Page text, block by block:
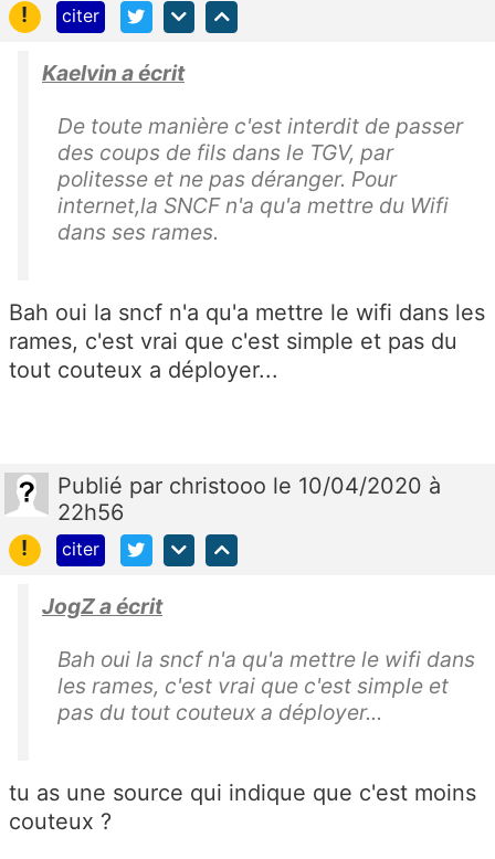
!
citer
Kaelvin a écrit
De toute manière c'est interdit de passer
des coups de fils dans le TGV, par
politesse et ne pas déranger. Pour
internet,la SNCF n'a qu'a mettre du Wifi
dans ses rames.
Bah oui la sncf n'a qu'a mettre le wifi dans les
rames, c'est vrai que c'est simple et pas du
tout couteux a déployer...
Publié par christooo le 10/04/2020 à
22h56
!
citer
JogZ a écrit
Bah oui la sncf n'a qu'a mettre le wifi dans
les rames, c'est vrai que c'est simple et
pas du tout couteux a déployer...
tu as une source qui indique que c'est moins
couteux ?